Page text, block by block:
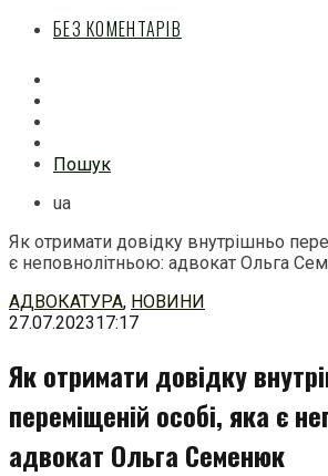
БЕЗ КОМЕНТАРІВ
Пошук
ua
Як отримати довідку внутрішньо
є неповнолітньою: адвокат Ольга
Перейти
до
АДВОКАТУРА, НОВИНИ
27.07.202317:17
Як отримати довідку
переміщеній особі, яка є
адвокат Ольга Семенюк